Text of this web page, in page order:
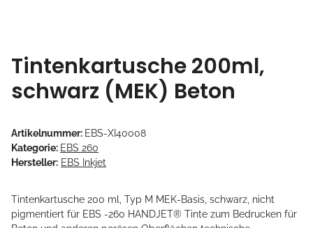
Tintenkartusche 200ml,
schwarz (MEK) Beton
Artikelnummer: EBS-XI40008
Kategorie: EBS 260
Hersteller: EBS Inkjet
Tintenkartusche 200 ml, Typ M MEK-Basis, schwarz, nicht
pigmentiert für EBS -260 HANDJET® Tinte zum Bedrucken für